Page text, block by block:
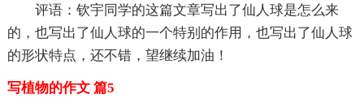
评语：钦宇同学的这篇文章写出了仙人球是怎么来
的，也写出了仙人球的一个特别的作用，也写出了仙人球
的形状特点，还不错，望继续加油！
写植物的作文 篇5